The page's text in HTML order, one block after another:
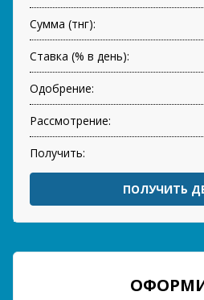
Сумма (тнг):
Ставка (% в день):
Одобрение:
Рассмотрение:
Получить:
ПОЛУЧИТЬ